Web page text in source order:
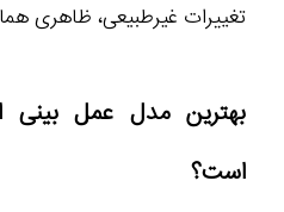
تغییرات غیرطبیعی، ظاهری
بهترین مدل عمل بینی
است؟